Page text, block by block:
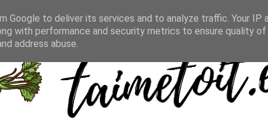
Google to deliver its services and to analyze traffic. Your IP
with performance and security metrics to ensure quality
address abuse.